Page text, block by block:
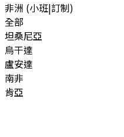
非洲 (小班|訂制)
全部
坦桑尼亞
烏干達
盧安達
南非
肯亞